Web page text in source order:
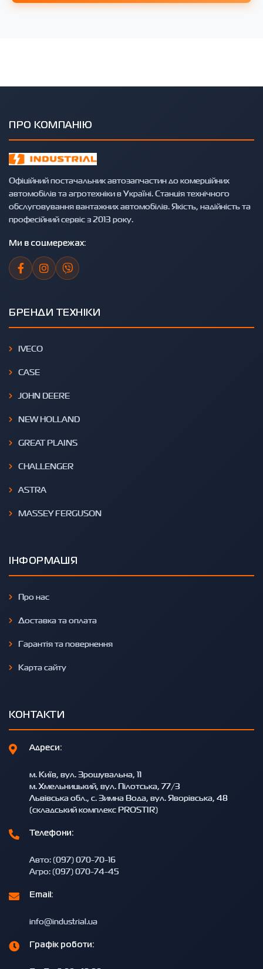
ПРО КОМПАНІЮ
Офіційний постачальник автозапчастин до комерційних
автомобілів та агротехніки в Україні. Станція технічного
обслуговування вантажних автомобілів. Якість, надійність та
професійний сервіс з 2013 року.
Ми в соцмережах:
БРЕНДИ ТЕХНІКИ
IVECO
CASE
JOHN DEERE
NEW HOLLAND
GREAT PLAINS
CHALLENGER
ASTRA
MASSEY FERGUSON
ІНФОРМАЦІЯ
Про нас
Доставка та оплата
Гарантія та повернення
Карта сайту
КОНТАКТИ
Адреси:
м. Київ, вул. Зрошувальна, 11
м. Хмельницький, вул. Пілотська, 77/3
Львівська обл., с. Зимна Вода, вул. Яворівська, 48
(складський комплекс PROSTIR)
Телефони:
Авто: (097) 070-70-16
Агро: (097) 070-74-45
Email:
info@industrial.ua
Графік роботи: